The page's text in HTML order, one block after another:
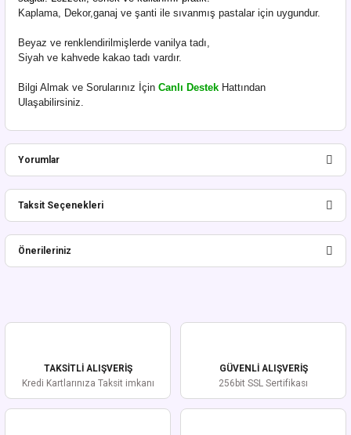
Kaplama, Dekor,ganaj ve şanti ile sıvanmış pastalar için uygundur.
Beyaz ve renklendirilmişlerde vanilya tadı,
Siyah ve kahvede kakao tadı vardır.
Bilgi Almak ve Sorularınız İçin Canlı Destek Hattından
Ulaşabilirsiniz.
Yorumlar
Bu ürüne ilk yorumu siz yapın!
Taksit Seçenekleri
Önerileriniz
Ürün resmi kalitesiz, bozuk veya görüntülenemiyor.
TAKSİTLİ ALIŞVERİŞ
Kredi Kartlarınıza Taksit imkanı
GÜVENLİ ALIŞVERİŞ
256bit SSL Sertifikası